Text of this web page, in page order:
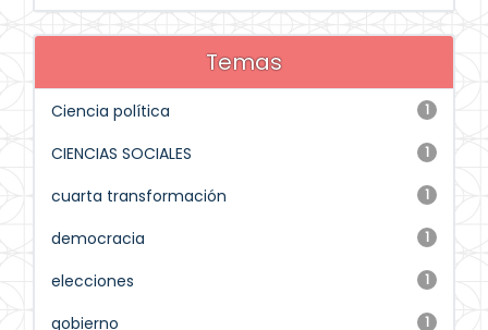
Temas
1
Ciencia política
1
CIENCIAS SOCIALES
1
cuarta transformación
1
democracia
1
elecciones
1
gobierno